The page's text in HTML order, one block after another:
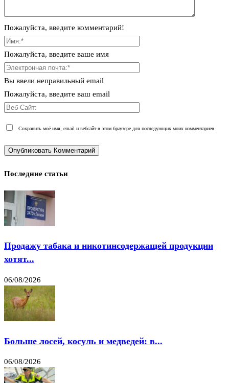
Пожалуйста, введите комментарий!
Пожалуйста, введите ваше имя
Вы ввели неправильный email
Пожалуйста, введите ваш email
Сохранить моё имя, email и вебсайт в этом браузере для последующих моих комментариев
Последние статьи
Продажу табака и никотинсодержащей продукции
хотят...
06/08/2026
Больше лосей, косуль и медведей: в...
06/08/2026